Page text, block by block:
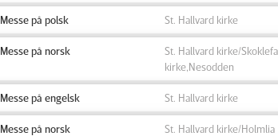
Messe på polsk St. Hallvard kirke
Messe på norsk
St. Hallvard kirke/
kirke,Nesodden
Messe på engelsk St. Hallvard kirke
Messe på norsk
St. Hallvard kirke/Holmlia